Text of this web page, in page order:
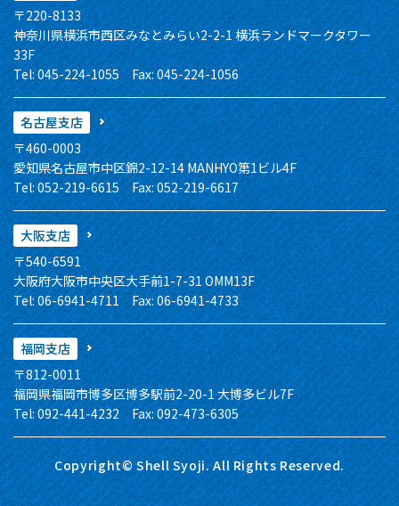
〒220-8133
神奈川県横浜市西区みなとみらい2-2-1 横浜ランドマークタワー
33F
Tel: 045-224-1055 Fax: 045-224-1056
名古屋支店
〒460-0003
愛知県名古屋市中区錦2-12-14 MANHYO第1ビル4F
Tel: 052-219-6615 Fax: 052-219-6617
大阪支店
〒540-6591
大阪府大阪市中央区大手前1-7-31 OMM13F
Tel: 06-6941-4711 Fax: 06-6941-4733
福岡支店
〒812-0011
福岡県福岡市博多区博多駅前2-20-1 大博多ビル7F
Tel: 092-441-4232 Fax: 092-473-6305
Copyright© Shell Syoji. All Rights Reserved.